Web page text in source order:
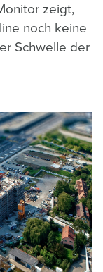
zeigt,
noch keine
Schwelle der